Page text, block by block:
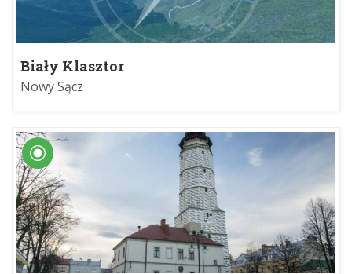
Biały Klasztor
Nowy Sącz